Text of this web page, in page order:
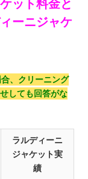
ット料金と
ーニジャケ
、クリーニング
しても回答がな
ラルディーニ
ジャケット実
績